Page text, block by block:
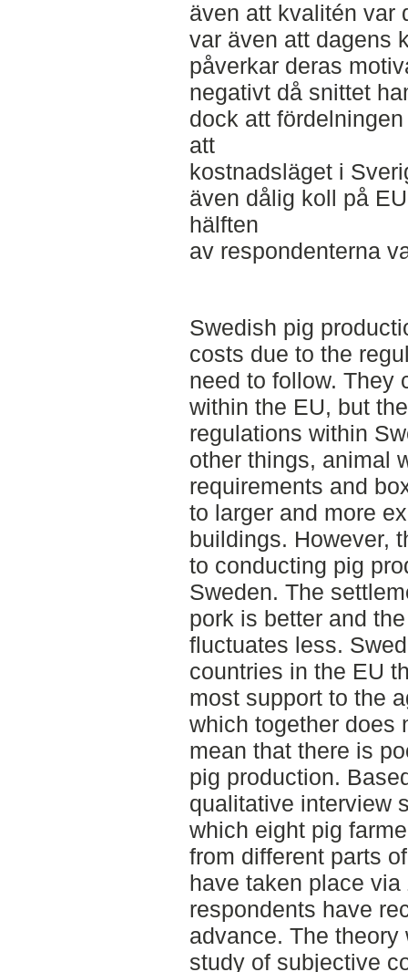
även att kvalitén var
var även att dagens
påverkar deras
negativt då snittet
dock att
att
kostnadsläget i
även dålig koll på
hälften
av respondenterna
Swedish pig
costs due to the
need to follow. They
within the EU, but the
regulations within
other things, animal
requirements and
to larger and more
buildings. However,
to conducting pig
Sweden. The
pork is better and
fluctuates less.
countries in the EU
most support to the
which together does
mean that there is
pig production.
qualitative interview
which eight pig
from different parts
have taken place via
respondents have
advance. The
study of subjective